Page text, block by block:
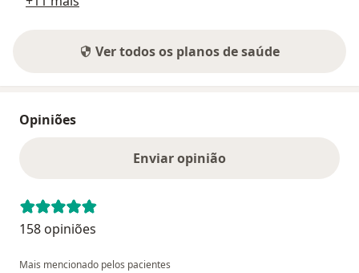
Ver todos os planos de saúde
Opiniões
Enviar opinião
158 opiniões
Mais mencionado pelos pacientes